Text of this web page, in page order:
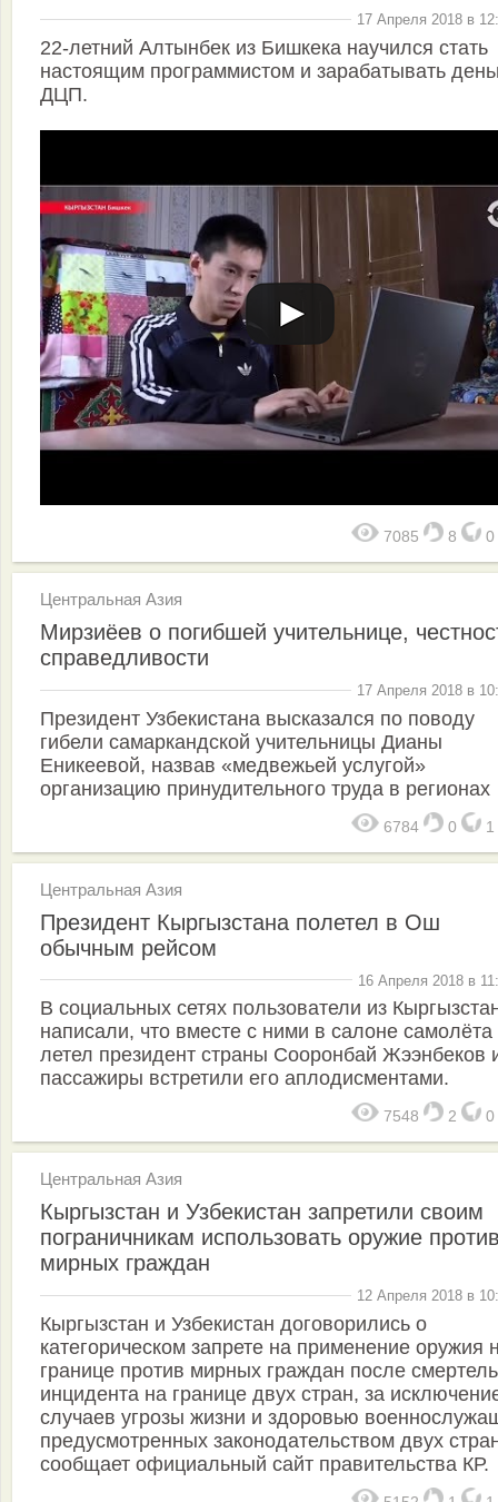
17 Апреля 2018 в
22-летний Алтынбек из Бишкека научился стать
настоящим программистом и зарабатывать
ДЦП.
7085 8 0
Центральная Азия
Мирзиёев о погибшей учительнице,
справедливости
17 Апреля 2018 в
Президент Узбекистана высказался по поводу
гибели самаркандской учительницы Дианы
Еникеевой, назвав «медвежьей услугой»
организацию принудительного труда в регионах
6784 0 1
Центральная Азия
Президент Кыргызстана полетел в Ош
обычным рейсом
16 Апреля 2018 в
В социальных сетях пользователи из
написали, что вместе с ними в салоне самолёта
летел президент страны Сооронбай Жээнбеков
пассажиры встретили его аплодисментами.
7548 2 0
Центральная Азия
Кыргызстан и Узбекистан запретили своим
пограничникам использовать оружие
мирных граждан
12 Апреля 2018 в
Кыргызстан и Узбекистан договорились о
категорическом запрете на применение оружия
границе против мирных граждан после
инцидента на границе двух стран, за
случаев угрозы жизни и здоровью
предусмотренных законодательством двух
сообщает официальный сайт правительства КР.